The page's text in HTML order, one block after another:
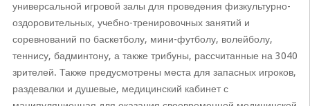
универсальной игровой залы для проведения физкультурно-
оздоровительных, учебно-тренировочных занятий и
соревнований по баскетболу, мини-футболу, волейболу,
теннису, бадминтону, а также трибуны, рассчитанные на 3040
зрителей. Также предусмотрены места для запасных игроков,
раздевалки и душевые, медицинский кабинет с